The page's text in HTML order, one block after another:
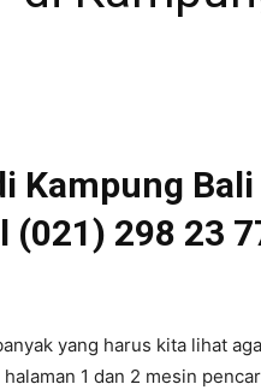
Kampung
298 23
yang harus kita lihat
1 dan 2 mesin